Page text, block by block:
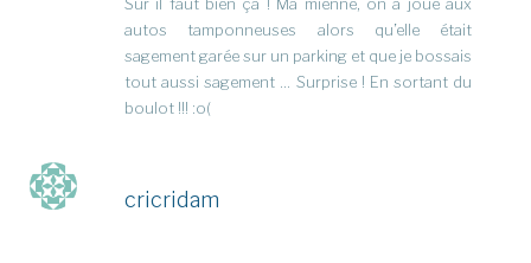
autos tamponneuses alors qu’elle était
sagement garée sur un parking et que je bossais
tout aussi sagement … Surprise ! En sortant du
boulot !!! :o(
cricridam